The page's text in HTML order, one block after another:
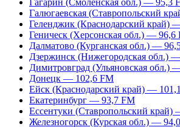
Гагарин (Смоленская обл.) — 95,3
Галюгаевская (Ставропольский
Геленджик (Краснодарский край)
Геническ (Херсонская обл.) — 96,6
Далматово (Курганская обл.) —
Дзержинск (Нижегородская обл.)
Димитровград (Ульяновская обл.)
Донецк — 102,6 FM
Ейск (Краснодарский край) —
Екатеринбург — 93,7 FM
Ессентуки (Ставропольский край)
Железногорск (Курская обл.) —